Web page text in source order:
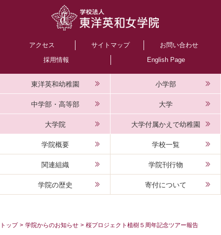
アクセス サイトマップ
お問い合わせ
採用情報
English Page
東洋英和幼稚園 小学部
中学部・高等部 大学
大学院 大学付属かえで幼稚園
学院概要 学校一覧
関連組織 学院刊行物
学院の歴史 寄付について
トップ > 学院からのお知らせ > 桜プロジェクト植樹５周年記念ツアー報告